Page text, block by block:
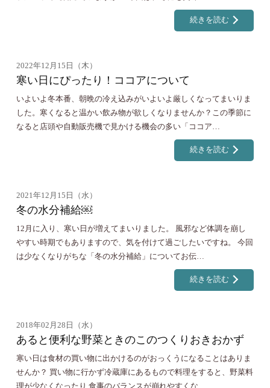
続きを読む
2022年12月15日（木）
寒い日にぴったり！ココアについて
いよいよ冬本番、朝晩の冷え込みがいよいよ厳しくなってまいりま
した。寒くなると温かい飲み物が欲しくなりませんか？この季節に
なると店頭や自動販売機で見かける機会の多い「ココア…
続きを読む
2021年12月15日（水）
冬の水分補給￼
12月に入り、寒い日が増えてまいりました。 風邪など体調を崩し
やすい時期でもありますので、気を付けて過ごしたいですね。 今回
は少なくなりがちな「冬の水分補給」についてお伝…
続きを読む
2018年02月28日（水）
あると便利な野菜ときのこのつくりおきおかず
寒い日は食材の買い物に出かけるのがおっくうになることはありま
せんか？ 買い物に行かず冷蔵庫にあるもので料理をすると、野菜料
理が少なくなったり 食事のバランスが崩れやすくな…